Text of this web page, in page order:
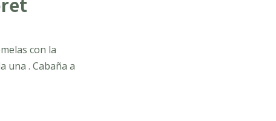
con la
una . Cabaña a